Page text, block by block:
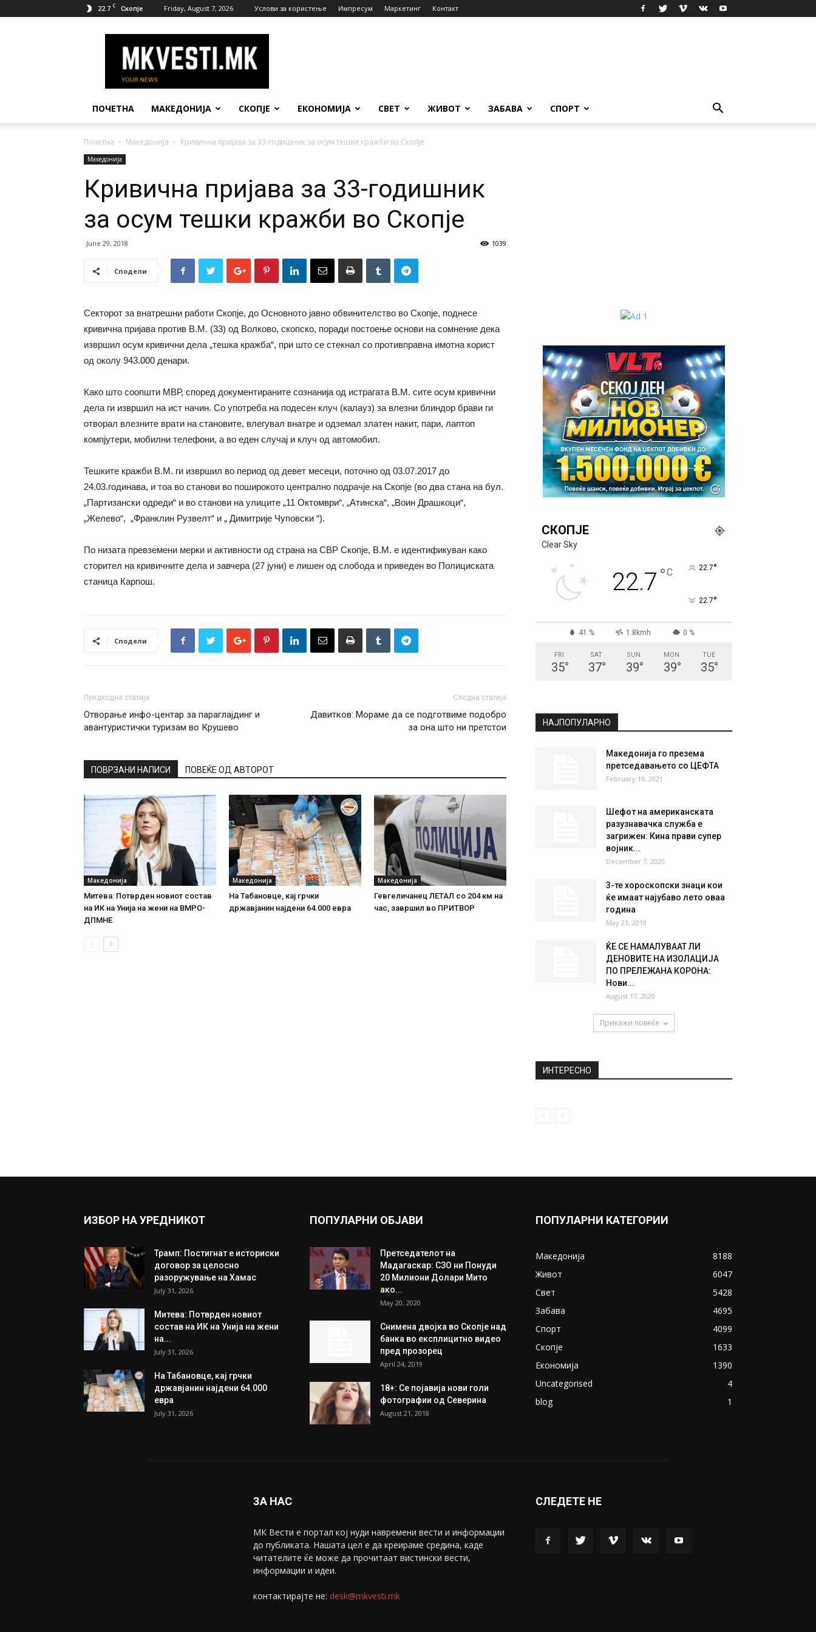
22.7 C Скопје Friday, August 7, 2026 Услови за користење Импресум Маркетинг Контакт
Вести
ПОЧЕТНА МАКЕДОНИЈА СКОПЈЕ ЕКОНОМИЈА СВЕТ ЖИВОТ ЗАБАВА СПОРТ
Почетна Македонија Кривична пријава за 33-годишник за осум тешки кражби во Скопје
Македонија
Кривична пријава за 33-годишник
за осум тешки кражби во Скопје
June 29, 2018 1039
Сподели
Секторот за внатрешни работи Скопје, до Основното јавно обвинителство во Скопје, поднесе
кривична пријава против В.М. (33) од Волково, скопско, поради постоење основи на сомнение дека
извршил осум кривични дела „тешка кражба“, при што се стекнал со противправна имотна корист
од околу 943.000 денари.
Како што соопшти МВР, според документираните сознанија од истрагата В.М. сите осум кривични
дела ги извршил на ист начин. Со употреба на подесен клуч (калауз) за влезни блиндор брави ги
отворал влезните врати на становите, влегувал внатре и одземал златен накит, пари, лаптоп
компјутери, мобилни телефони, а во еден случај и клуч од автомобил.
Тешките кражби В.М. ги извршил во период од девет месеци, поточно од 03.07.2017 до
24.03.годинава, и тоа во станови во поширокото централно подрачје на Скопје (во два стана на бул.
„Партизански одреди“ и во станови на улиците „11 Октомври“, „Атинска“, „Воин Драшкоци“,
„Желево“, „Франклин Рузвелт“ и „ Димитрије Чуповски “).
По низата превземени мерки и активности од страна на СВР Скопје, В.М. е идентификуван како
сторител на кривичните дела и завчера (27 јуни) е лишен од слобода и приведен во Полициската
станица Карпош.
Сподели
Предходна статија
Отворање инфо-центар за параглајдинг и
авантуристички туризам во Крушево
Следна статија
Давитков: Мораме да се подготвиме подобро
за она што ни претстои
ПОВРЗАНИ НАПИСИ ПОВЕЌЕ ОД АВТОРОТ
Македонија
Митева: Потврден новиот состав
на ИК на Унија на жени на ВМРО-
ДПМНЕ
Македонија
На Табановце, кај грчки
државјанин најдени 64.000 евра
Македонија
Гевгеличанец ЛЕТАЛ со 204 км на
час, завршил во ПРИТВОР
СКОПЈЕ
Clear Sky
22.7 °C 22.7°
22.7°
41 % 1.8kmh 0 %
FRI
35°
SAT
37°
SUN
39°
MON
39°
TUE
35°
НАЈПОПУЛАРНО
Македонија го презема
претседавањето со ЦЕФТА
February 19, 2021
Шефот на американската
разузнавачка служба е
загрижен: Кина прави супер
војник...
December 7, 2020
3-те хороскопски знаци кои
ќе имаат најубаво лето оваа
година
May 21, 2019
ЌЕ СЕ НАМАЛУВААТ ЛИ
ДЕНОВИТЕ НА ИЗОЛАЦИЈА
ПО ПРЕЛЕЖАНА КОРОНА:
Нови...
August 17, 2020
Прикажи повеќе
ИНТЕРЕСНО
ИЗБОР НА УРЕДНИКОТ
Трамп: Постигнат е историски
договор за целосно
разоружување на Хамас
July 31, 2026
Митева: Потврден новиот
состав на ИК на Унија на жени
на...
July 31, 2026
На Табановце, кај грчки
државјанин најдени 64.000
евра
July 31, 2026
ПОПУЛАРНИ ОБЈАВИ
Претседателот на
Мадагаскар: СЗО ни Понуди
20 Милиони Долари Мито
ако...
May 20, 2020
Снимена двојка во Скопје над
банка во експлицитно видео
пред прозорец
April 24, 2019
18+: Се појавија нови голи
фотографии од Северина
August 21, 2018
ПОПУЛАРНИ КАТЕГОРИИ
Македонија
8188
Живот
6047
Свет
5428
Забава
4695
Спорт
4099
Скопје
1633
Економија
1390
Uncategorised
4
blog
1
ЗА НАС
МК Вести е портал коj нуди навремени вести и информации
до публиката. Нашата цел е да креираме средина, каде
читателите ќе може да прочитаат вистински вести,
информации и идеи.
контактирајте не: desk@mkvesti.mk
СЛЕДЕТЕ НЕ